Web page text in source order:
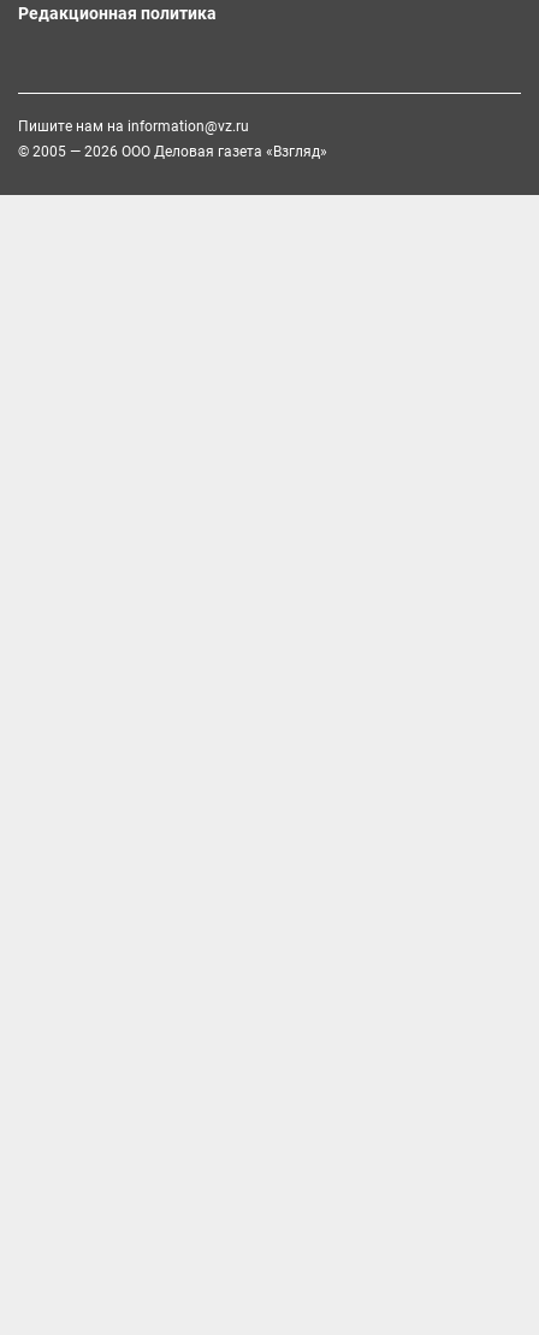
Редакционная политика
Пишите нам на information@vz.ru
© 2005 — 2026 ООО Деловая газета «Взгляд»